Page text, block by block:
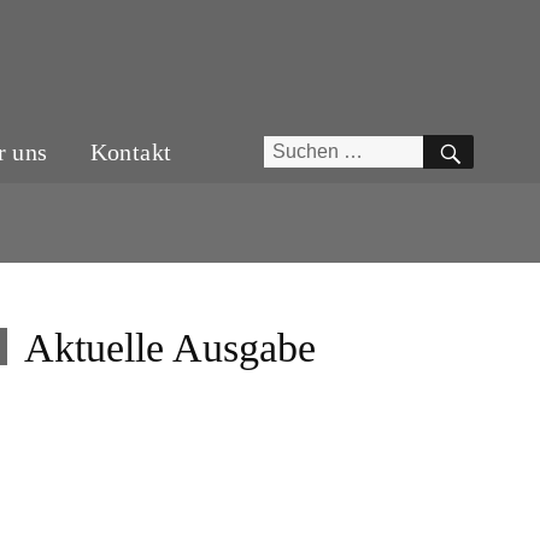
uns Kontakt
Suchen
Aktuelle Ausgabe